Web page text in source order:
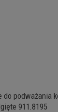
do podważania
911.8195